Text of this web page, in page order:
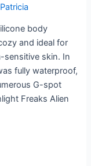
body
and ideal for
sensitive skin. In
fully waterproof,
G-spot
Freaks Alien